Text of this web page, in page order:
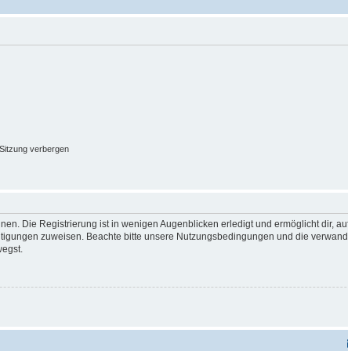
verbergen
Die Registrierung ist in wenigen Augenblicken erledigt und ermöglicht dir,
zuweisen. Beachte bitte unsere Nutzungsbedingungen und die